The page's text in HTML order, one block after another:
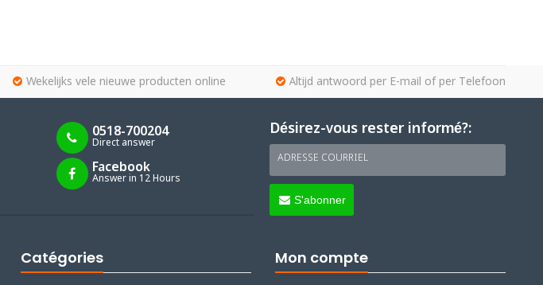
Wekelijks vele nieuwe producten online Altijd antwoord per E-mail of per Telefoon
0518-700204
Direct answer
Facebook
Answer in 12 Hours
Désirez-vous rester informé?:
ADRESSE COURRIEL
S'abonner
Catégories Mon compte